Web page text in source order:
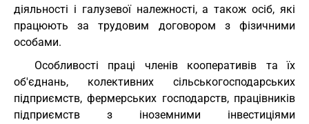
діяльності і галузевої належності, а також осіб, які
працюють за трудовим договором з фізичними
особами.
Особливості праці членів кооперативів та їх
об'єднань, колективних сільськогосподарських
підприємств, фермерських господарств, працівників
підприємств з іноземними інвестиціями